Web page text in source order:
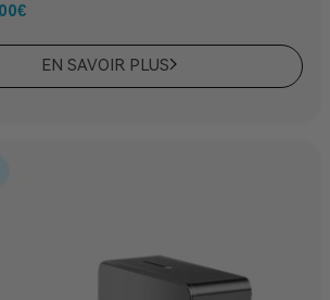
€
EN SAVOIR PLUS